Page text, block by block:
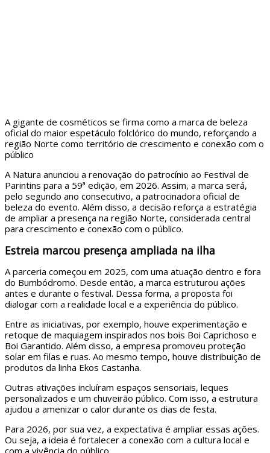
A gigante de cosméticos se firma como a marca de beleza
oficial do maior espetáculo folclórico do mundo, reforçando a
região Norte como território de crescimento e conexão com o
público
A Natura anunciou a renovação do patrocínio ao Festival de
Parintins para a 59ª edição, em 2026. Assim, a marca será,
pelo segundo ano consecutivo, a patrocinadora oficial de
beleza do evento. Além disso, a decisão reforça a estratégia
de ampliar a presença na região Norte, considerada central
para crescimento e conexão com o público.
Estreia marcou presença ampliada na ilha
A parceria começou em 2025, com uma atuação dentro e fora
do Bumbódromo. Desde então, a marca estruturou ações
antes e durante o festival. Dessa forma, a proposta foi
dialogar com a realidade local e a experiência do público.
Entre as iniciativas, por exemplo, houve experimentação e
retoque de maquiagem inspirados nos bois Boi Caprichoso e
Boi Garantido. Além disso, a empresa promoveu proteção
solar em filas e ruas. Ao mesmo tempo, houve distribuição de
produtos da linha Ekos Castanha.
Outras ativações incluíram espaços sensoriais, leques
personalizados e um chuveirão público. Com isso, a estrutura
ajudou a amenizar o calor durante os dias de festa.
Para 2026, por sua vez, a expectativa é ampliar essas ações.
Ou seja, a ideia é fortalecer a conexão com a cultura local e